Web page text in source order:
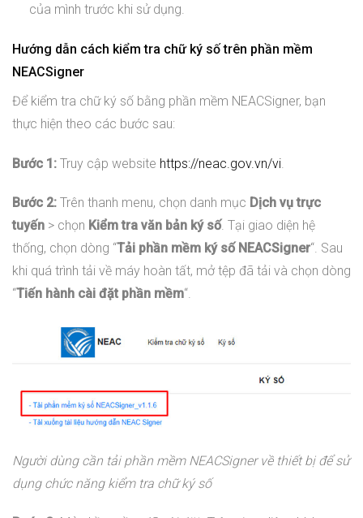
của mình trước khi sử dụng.
Hướng dẫn cách kiểm tra chữ ký số trên phần mềm
NEACSigner
Để kiểm tra chữ ký số bằng phần mềm NEACSigner, bạn
thực hiện theo các bước sau:
Bước 1: Truy cập website https://neac.gov.vn/vi
Bước 2: Trên thanh menu, chọn danh mục Dịch vụ trực
tuyến > chọn Kiểm tra văn bản ký số. Tại giao diện hệ
thống, chọn dòng “Tải phần mềm ký số NEACSigner“. Sau
khi quá trình tải về máy hoàn tất, mở tệp đã tải và chọn dòng
“Tiến hành cài đặt phần mềm“.
Người dùng cần tải phần mềm NEACSigner về thiết bị để sử
dụng chức năng kiểm tra chữ ký số